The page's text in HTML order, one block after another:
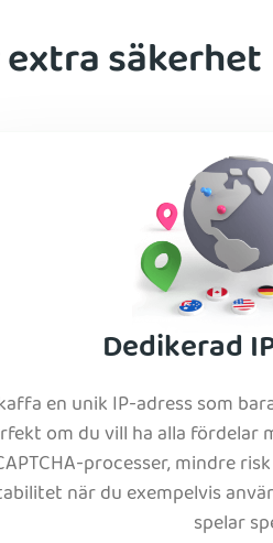
säkerhet
Dedikerad
en unik IP-adress som
om du vill ha alla fördelar
processer, mindre
när du exempelvis
spelar